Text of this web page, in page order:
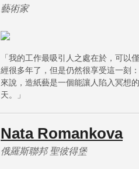
藝術家
「我的工作最吸引人之處在於，可以
經很多年了，但是仍然很享受這一刻
來說，造紙藝是一個能讓人陷入冥想
天。」
Nata Romankova
俄羅斯聯邦 聖彼得堡